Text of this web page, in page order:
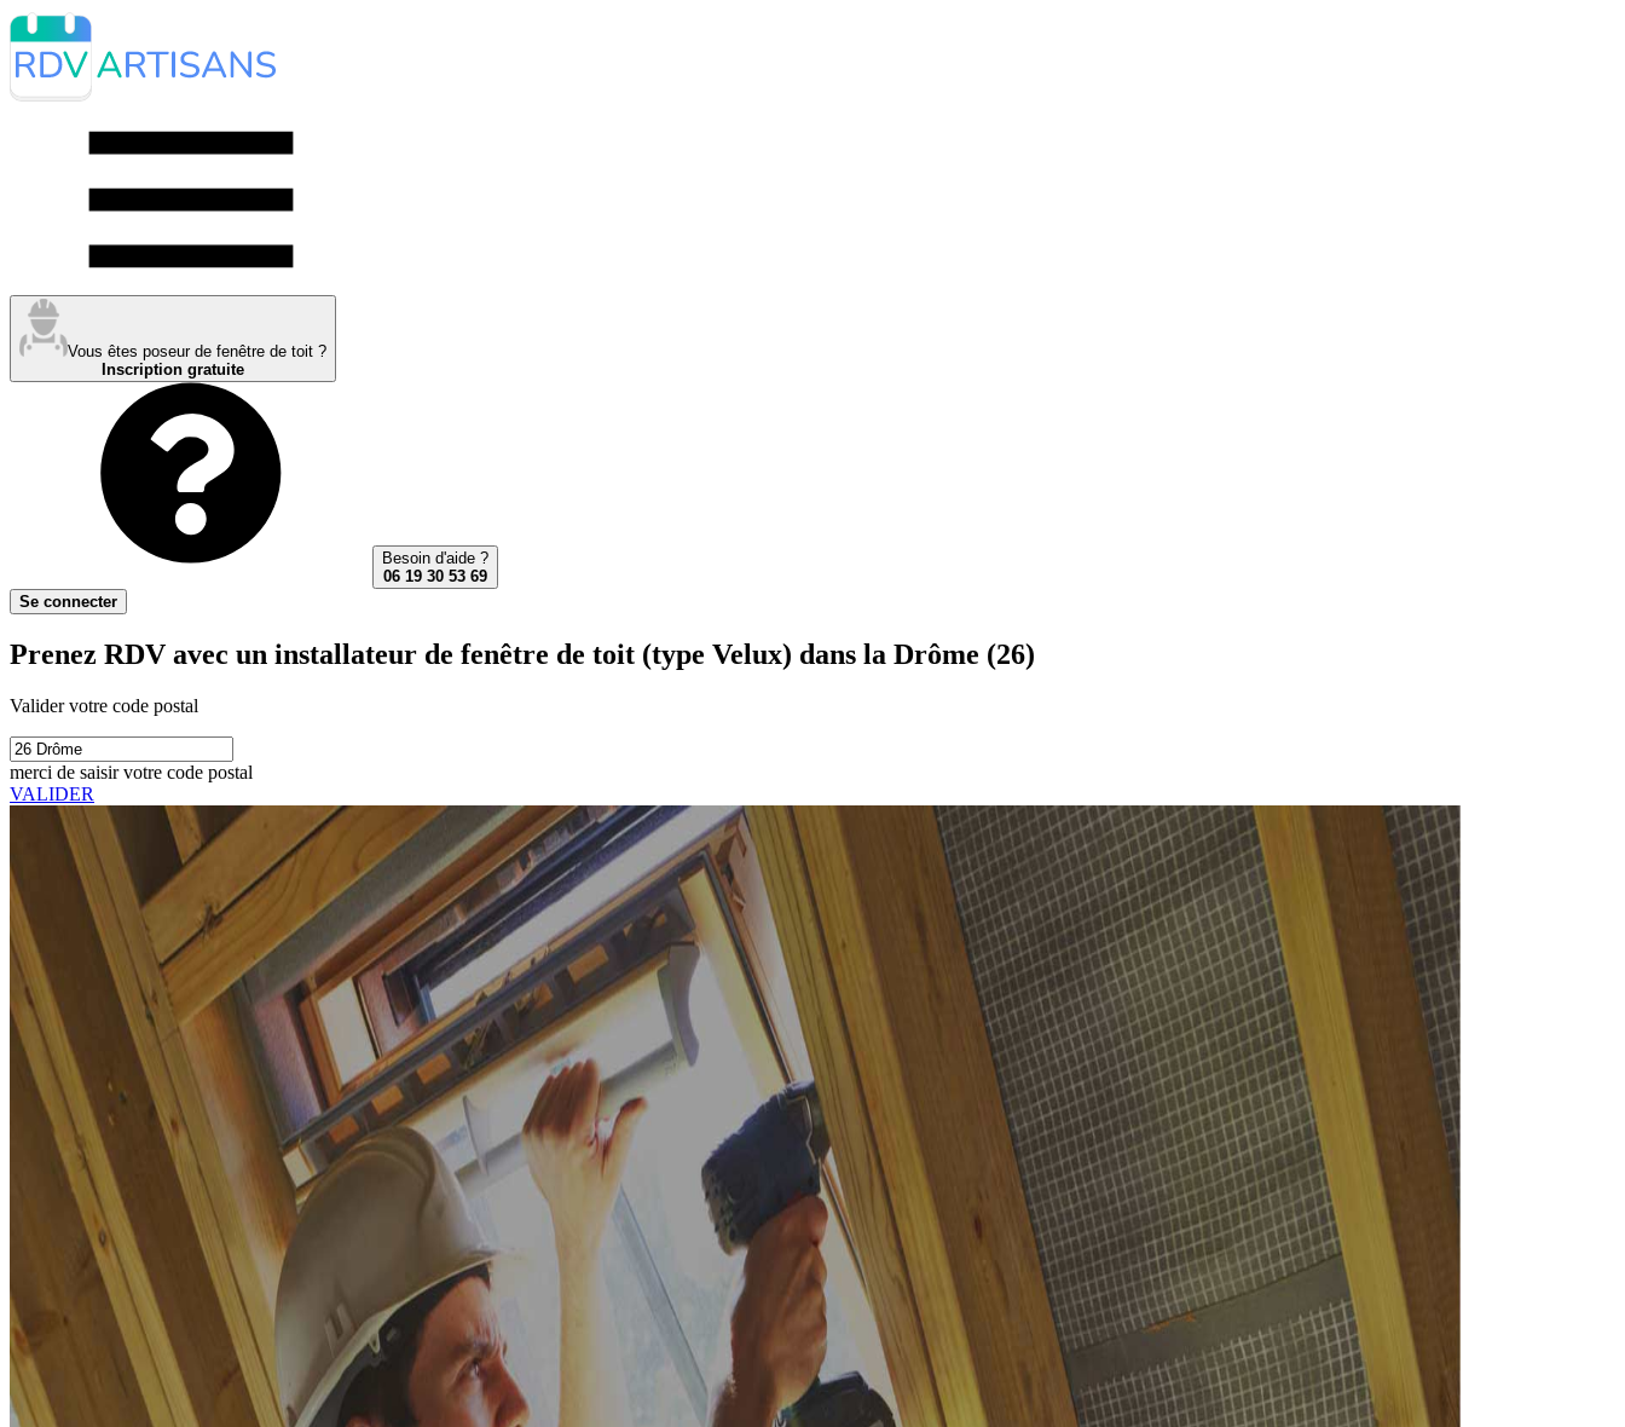
Vous êtes poseur de fenêtre de toit ?
Inscription gratuite
Besoin d'aide ?
06 19 30 53 69
Se connecter
Prenez RDV avec un installateur de fenêtre de toit (type Velux) dans la Drôme (26)
Valider votre code postal
merci de saisir votre code postal
VALIDER